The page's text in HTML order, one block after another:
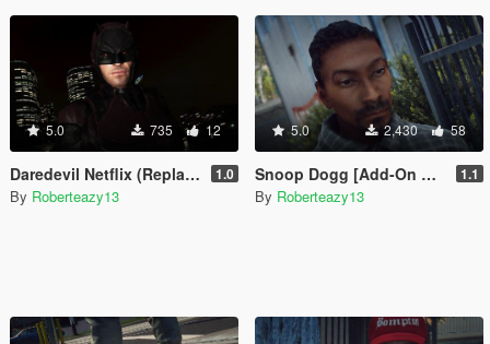
5.0 735 12
Daredevil Netflix (Replacement Trevor) 1.0
By Roberteazy13
5.0 2,430 58
Snoop Dogg [Add-On Ped/Replace] 1.1
By Roberteazy13